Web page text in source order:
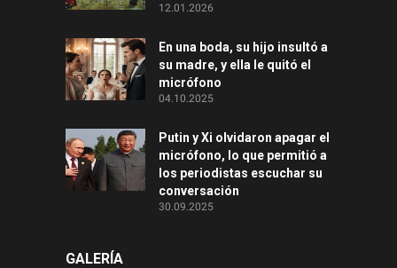
12.01.2026
En una boda, su hijo insultó a
su madre, y ella le quitó el
micrófono
04.10.2025
Putin y Xi olvidaron apagar el
micrófono, lo que permitió a
los periodistas escuchar su
conversación
30.09.2025
GALERÍA